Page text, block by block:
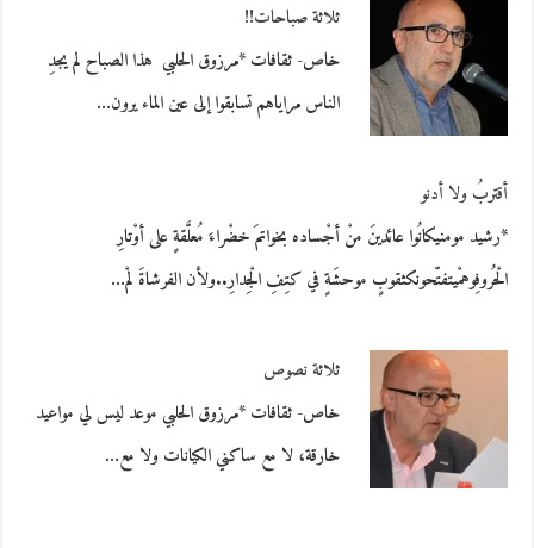
ثلاثة صباحات!!
خاص- ثقافات *مرزوق الحلبي هذا الصباح لم يجدِ
الناس مراياهم تسابقوا إلى عين الماء يرون…
أقتربُ ولا أدنو
*رشيد مومنيكانُوا عائدينَ منْ أجْساده بخواتمَ خضْراءَ مُعلَّقةٍ على أوْتارِ
الْحُروفِوهمْيتفتّحونكثقوبٍ موحشَةٍ في كتِفِ الْجِدارِ..ولأن الفرشاةَ لمْ…
ثلاثة نصوص
خاص- ثقافات *مرزوق الحلبي موعد ليس لي مواعيد
خارقة، لا مع ساكني الكيانات ولا مع…